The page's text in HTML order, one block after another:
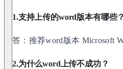
1.支持上传的word版本有哪些？
答：推荐word版本 Microsoft
2.为什么word上传不成功？